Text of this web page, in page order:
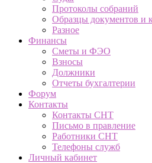
Протоколы собраний
Образцы документов и
Разное
Финансы
Сметы и ФЭО
Взносы
Должники
Отчеты бухгалтерии
Форум
Контакты
Контакты СНТ
Письмо в правление
Работники СНТ
Телефоны служб
Личный кабинет